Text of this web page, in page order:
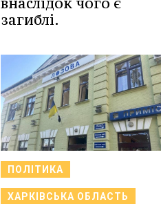
загиблі.
ПОЛІТИКА
ХАРКІВСЬКА ОБЛАСТЬ